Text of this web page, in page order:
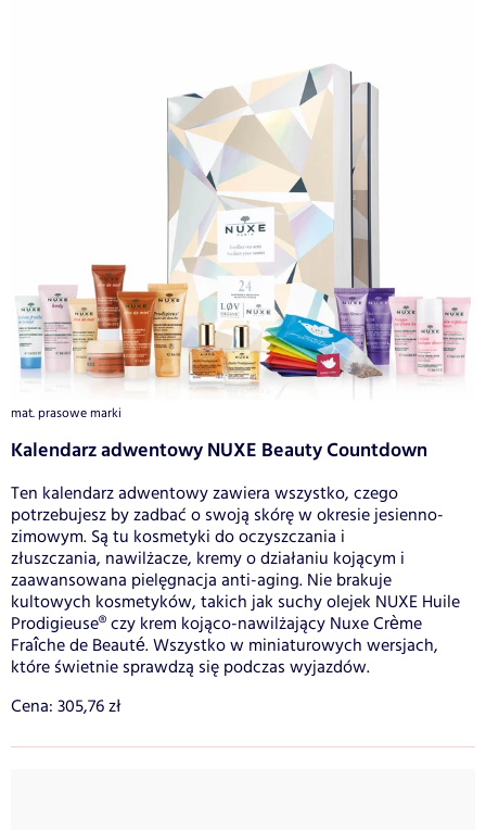
mat. prasowe marki
Kalendarz adwentowy NUXE Beauty Countdown
Ten kalendarz adwentowy zawiera wszystko, czego
potrzebujesz by zadbać o swoją skórę w okresie jesienno-
zimowym. Są tu kosmetyki do oczyszczania i
złuszczania, nawilżacze, kremy o działaniu kojącym i
zaawansowana pielęgnacja anti-aging. Nie brakuje
kultowych kosmetyków, takich jak suchy olejek NUXE Huile
Prodigieuse® czy krem kojąco-nawilżający Nuxe Crème
Fraîche de Beauté. Wszystko w miniaturowych wersjach,
które świetnie sprawdzą się podczas wyjazdów.
Cena: 305,76 zł